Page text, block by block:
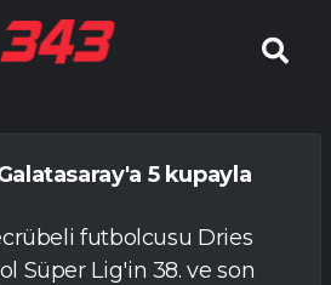
5 kupayla
futbolcusu Dries
Süper Lig'in 38. ve son